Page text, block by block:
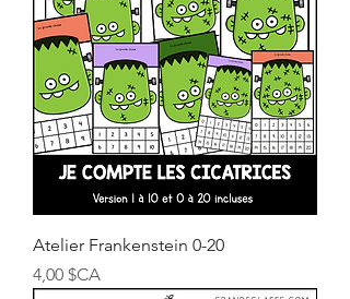
Atelier Frankenstein 0-20
Prix
4,00 $CA